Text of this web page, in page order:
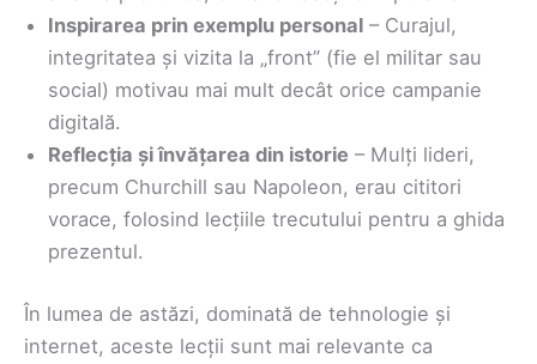
Inspirarea prin exemplu personal – Curajul,
integritatea și vizita la „front” (fie el militar sau
social) motivau mai mult decât orice campanie
digitală.
Reflecția și învățarea din istorie – Mulți lideri,
precum Churchill sau Napoleon, erau cititori
vorace, folosind lecțiile trecutului pentru a ghida
prezentul.
În lumea de astăzi, dominată de tehnologie și
internet, aceste lecții sunt mai relevante ca